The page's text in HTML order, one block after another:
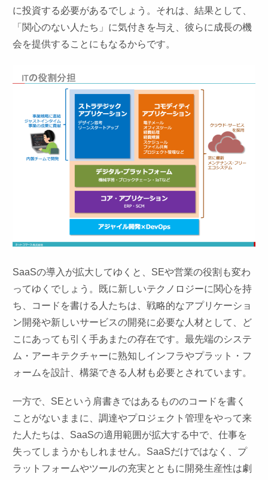
に投資する必要があるでしょう。それは、結果として、
「関心のない人たち」に気付きを与え、彼らに成長の機
会を提供することにもなるからです。
SaaSの導入が拡大してゆくと、SEや営業の役割も変わ
ってゆくでしょう。既に新しいテクノロジーに関心を持
ち、コードを書ける人たちは、戦略的なアプリケーショ
ン開発や新しいサービスの開発に必要な人材として、ど
こにあっても引く手あまたの存在です。最先端のシステ
ム・アーキテクチャーに熟知しインフラやプラット・フ
ォームを設計、構築できる人材も必要とされています。
一方で、SEという肩書きではあるもののコードを書く
ことがないままに、調達やプロジェクト管理をやって来
た人たちは、SaaSの適用範囲が拡大する中で、仕事を
失ってしまうかもしれません。SaaSだけではなく、プ
ラットフォームやツールの充実とともに開発生産性は劇